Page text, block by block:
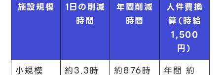
施設規模
1日の削減
時間
年間削減
時間
人件費換
算（時給
1,500
円）
小規模
約3.3時 約876時 年間 約